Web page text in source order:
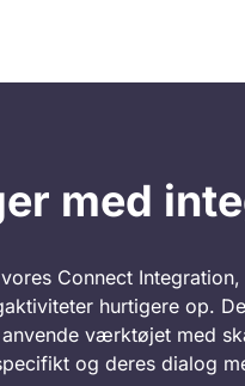
med
Connect Integration,
hurtigere op.
værktøjet med
og deres dialog